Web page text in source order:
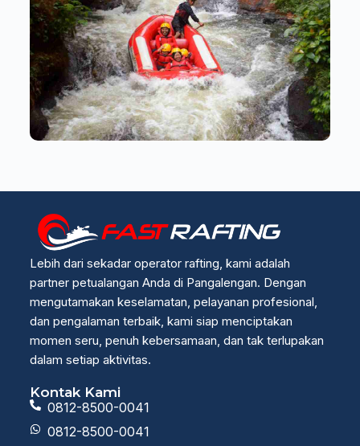
Lebih dari sekadar operator rafting, kami adalah
partner petualangan Anda di Pangalengan. Dengan
mengutamakan keselamatan, pelayanan profesional,
dan pengalaman terbaik, kami siap menciptakan
momen seru, penuh kebersamaan, dan tak terlupakan
dalam setiap aktivitas.
Kontak Kami
0812-8500-0041
0812-8500-0041